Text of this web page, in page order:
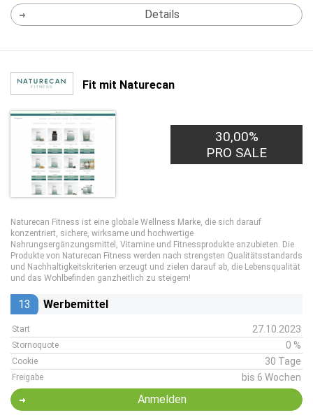
Details
Fit mit Naturecan
30,00%
PRO SALE
Naturecan Fitness ist eine globale Wellness Marke, die sich darauf
konzentriert, sichere, wirksame und hochwertige
Nahrungsergänzungsmittel, Vitamine und Fitnessprodukte anzubieten. Die
Produkte von Naturecan Fitness werden nach strengsten Qualitätsstandards
und Nachhaltigkeitskriterien erzeugt und zielen darauf ab, die Lebensqualität
und das Wohlbefinden ganzheitlich zu steigern!
13 Werbemittel
Start 27.10.2023
Stornoquote 0 %
Cookie 30 Tage
Freigabe bis 6 Wochen
Anmelden